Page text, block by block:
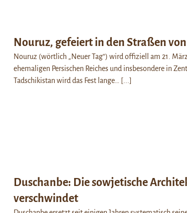
Nouruz, gefeiert in den Straßen
Nouruz (wörtlich „Neuer Tag“) wird offiziell am 21.
ehemaligen Persischen Reiches und insbesondere in
Tadschikistan wird das Fest lange…
[...]
Duschanbe: Die sowjetische
verschwindet